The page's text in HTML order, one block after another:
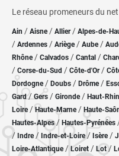
Le réseau promeneurs du net
Ain / Aisne/ Allier/ Alpes-de-
/ Ardennes / Ariège/ Aube/
Rhône/ Calvados / Cantal /
/ Corse-du-Sud / Côte-d'Or /
Dordogne/ Doubs / Drôme/
Gard/Gers / Gironde/ Haut-Rhin
Loire/Haute-Marne/ Haute-
Hautes-Alpes/ Hautes-Pyrénées
/ Indre/ Indre-et-Loire/ Isère/
Loire-Atlantique/ Loiret / Lot/